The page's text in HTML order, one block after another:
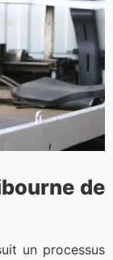
de
un processus